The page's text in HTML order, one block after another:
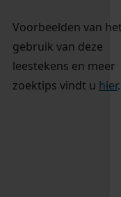
Voorbeelden van
gebruik van deze
leestekens en meer
zoektips vindt u hier.